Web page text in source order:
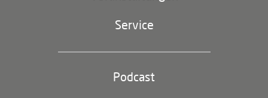
Partei und Staat
Service
Podcast